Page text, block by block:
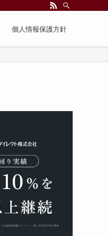
個人情報保護方針